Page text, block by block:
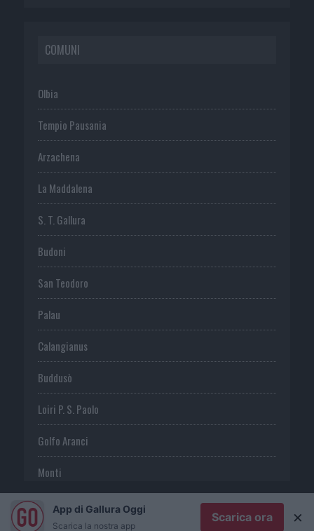
COMUNI
Olbia
Tempio Pausania
Arzachena
La Maddalena
S. T. Gallura
Budoni
San Teodoro
Palau
Calangianus
Buddusò
Loiri P. S. Paolo
Golfo Aranci
Monti
TeltiApp di Gallura Oggi
Scarica la nostra app
Scarica ora ×